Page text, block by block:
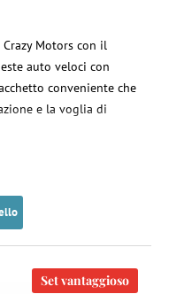
Motors con il
auto veloci con
conveniente che
e la voglia di
Set vantaggioso